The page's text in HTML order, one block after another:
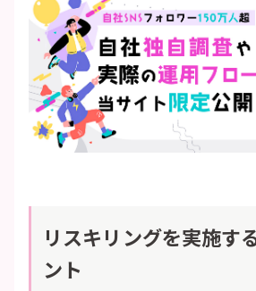
リスキリングを実施す
ント